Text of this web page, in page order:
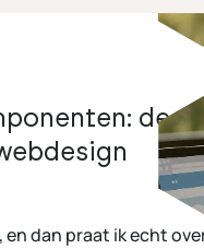
de
dan praat ik echt